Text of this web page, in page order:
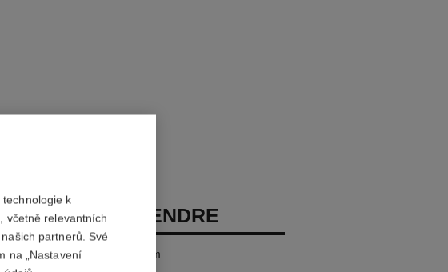
EAU TENDRE
Voda s Rozprašovačem
k
včetně relevantních
partnerů. Své
na „Nastavení